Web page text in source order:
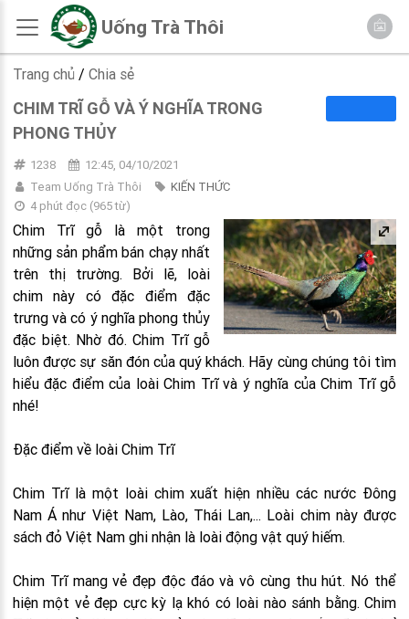
Uống Trà Thôi
Trang chủ / Chia sẻ
CHIM TRĨ GỖ VÀ Ý NGHĨA TRONG
PHONG THỦY
1238
12:45, 04/10/2021
Team Uống Trà Thôi
KIẾN THỨC
4 phút đọc(965từ)
Chim Trĩ gỗ là một trong
những sản phẩm bán chạy nhất
trên thị trường. Bởi lẽ, loài
chim này có đặc điểm đặc
trưng và có ý nghĩa phong thủy
đặc biệt. Nhờ đó. Chim Trĩ gỗ
luôn được sự săn đón của quý khách. Hãy cùng chúng tôi tìm
hiểu đặc điểm của loài Chim Trĩ và ý nghĩa của Chim Trĩ gỗ
nhé!
Đặc điểm về loài Chim Trĩ
Chim Trĩ là một loài chim xuất hiện nhiều các nước Đông
Nam Á như Việt Nam, Lào, Thái Lan,... Loài chim này được
sách đỏ Việt Nam ghi nhận là loài động vật quý hiếm.
Chim Trĩ mang vẻ đẹp độc đáo và vô cùng thu hút. Nó thể
hiện một vẻ đẹp cực kỳ lạ khó có loài nào sánh bằng. Chim